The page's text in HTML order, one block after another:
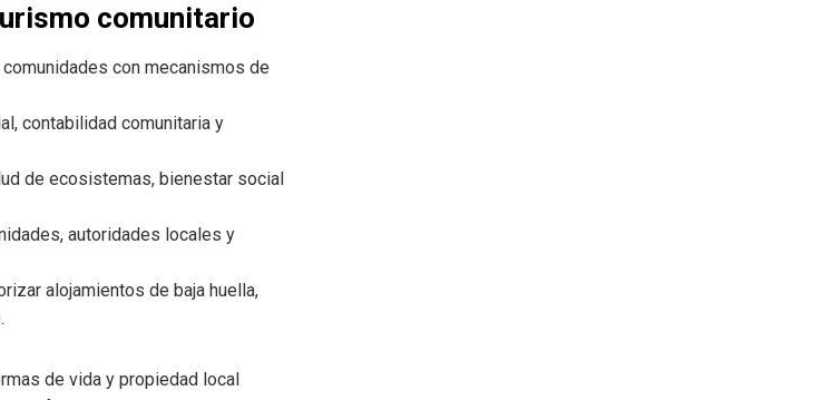
comunitario
con mecanismos de
contabilidad comunitaria y
de ecosistemas, bienestar social
autoridades locales y
alojamientos de baja huella,
de vida y propiedad local